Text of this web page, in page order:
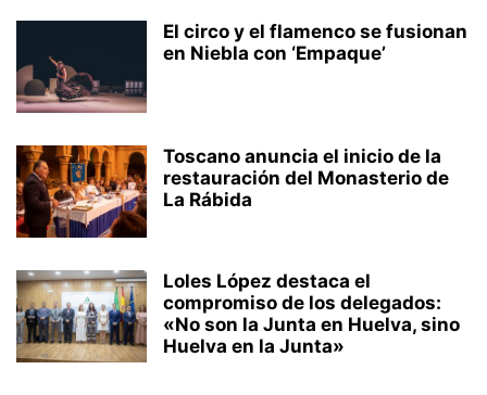
El circo y el flamenco se fusionan
en Niebla con ‘Empaque’
Toscano anuncia el inicio de la
restauración del Monasterio de
La Rábida
Loles López destaca el
compromiso de los delegados:
«No son la Junta en Huelva, sino
Huelva en la Junta»